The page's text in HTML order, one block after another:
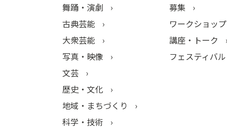
舞踊・演劇
古典芸能
大衆芸能
写真・映像
文芸
歴史・文化
地域・まちづくり
科学・技術
募集
ワークショップ
講座・トーク
フェスティバル